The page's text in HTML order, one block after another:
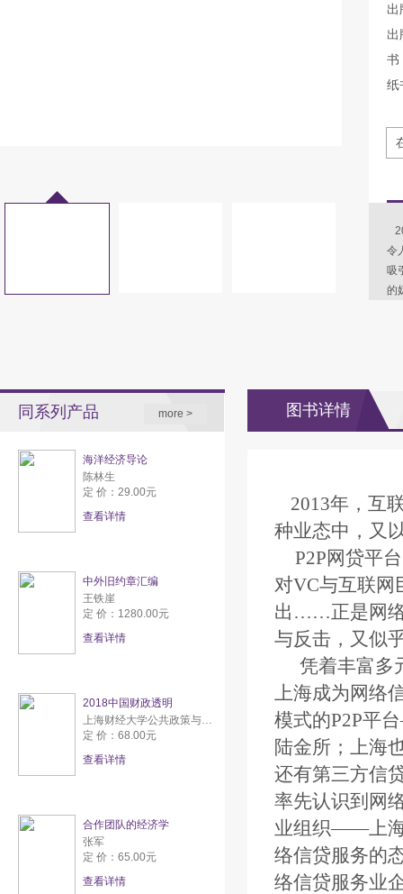
出
出
纸
令
吸
的
同系列产品 more >
海洋经济导论
陈林生
定 价：29.00元
查看详情
中外旧约章汇编
王铁崖
定 价：1280.00元
查看详情
2018中国财政透明
上海财经大学公共政策与研究中心
定 价：68.00元
查看详情
合作团队的经济学
张军
定 价：65.00元
查看详情
图书详情
2013年，互
种业态中，又
P2P网贷平
对VC与互联网
出……正是网络
与反击，又似
凭着丰富多
上海成为网络
模式的P2P平
陆金所；上海
还有第三方信
率先认识到网
业组织——上海
络信贷服务的
络信贷服务业